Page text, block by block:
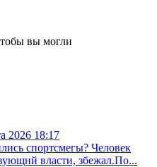
вы могли
2026 18:17
спортсмегы? Человек
власти, збежал.По...